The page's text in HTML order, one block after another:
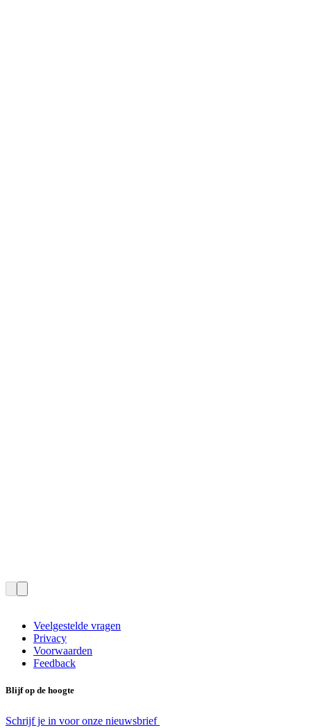
Veelgestelde vragen
Privacy
Voorwaarden
Feedback
Blijf op de hoogte
Schrijf je in voor onze nieuwsbrief